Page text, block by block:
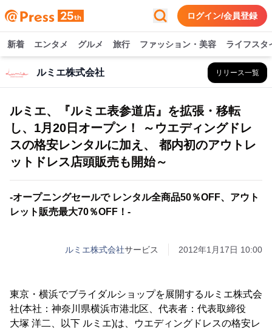
ログイン/会員登録
新着 エンタメ グルメ 旅行 ファッション・美容 ライフスタ
ルミエ株式会社 リリース一覧
ルミエ、『ルミエ表参道店』を拡張・移転
し、1月20日オープン！ ～ウエディングドレ
スの格安レンタルに加え、 都内初のアウトレ
ットドレス店頭販売も開始～
-オープニングセールで レンタル全商品50％OFF、アウト
レット販売最大70％OFF！-
ルミエ株式会社サービス 2012年1月17日 10:00
東京・横浜でブライダルショップを展開するルミエ株式会
社(本社：神奈川県横浜市港北区、代表者：代表取締役
大塚 洋二、以下 ルミエ)は、ウエディングドレスの格安レ